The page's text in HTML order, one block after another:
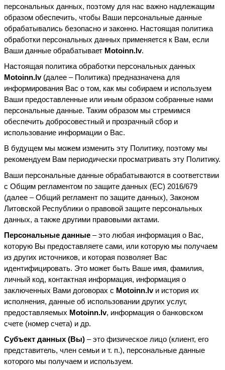
персональных данных, поэтому для нас важно надлежащим
образом обеспечить, чтобы Ваши персональные данные
обрабатывались безопасно и законно. Настоящая политика
обработки персональных данных применяется к Вам, если
Ваши данные обрабатывает Motoinn.lv.
Motoinn.lv (далее – Политика) предназначена для
информирования Вас о том, как мы собираем и используем
Ваши предоставленные или иным образом собранные нами
персональные данные. Таким образом мы стремимся
обеспечить добросовестный и прозрачный сбор и
использование информации о Вас.
В будущем мы можем изменить эту Политику, поэтому мы
рекомендуем Вам периодически просматривать эту Политику.
Ваши персональные данные обрабатываются в соответствии
с Общим регламентом по защите данных (ЕС) 2016/679
(далее – Общий регламент по защите данных), Законом
Литовской Республики о правовой защите персональных
данных, а также другими правовыми актами.
Персональные данные – это любая информация о Вас,
которую Вы предоставляете сами, или которую мы получаем
из других источников, и которая позволяет Вас
идентифицировать. Это может быть Ваше имя, фамилия,
личный код, контактная информация, информация о
заключенных Вами договорах с Motoinn.lv и история их
исполнения, данные об использовании других услуг,
предоставляемых Motoinn.lv, информация о банковском
счете (номер счета) и др.
Субъект данных (Вы) – это физическое лицо (клиент, его
представитель, член семьи и т. п.), персональные данные
которого мы получаем и используем.